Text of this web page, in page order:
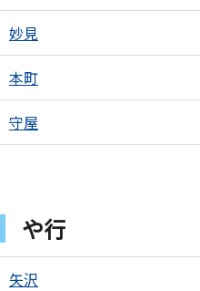
妙見
本町
守屋
や行
矢沢